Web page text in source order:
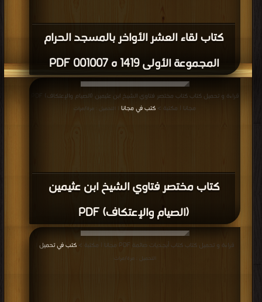
كتاب لقاء العشر الأواخر بالمسجد الحرام
المجموعة الأولى 1419 ه 001007 PDF
كتاب مختصر فتاوي الشيخ ابن عثيمين
(الصيام والإعتكاف) PDF
مجانا | مكتبة > كتب في مجانا | التحميل : مرة/مرات
قراءة و تحميل كتاب كتاب أبجديات صائمة PDF مجانا | مكتبة > كتب في تحميل
التحميل : مرة/مرات